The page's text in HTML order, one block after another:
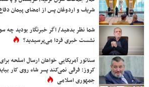
شریف و اردوغان پس از امضای پیمان
شما نظر بدهید/ اگر خبرنگار بودید چه
نشست خبری فردا می‌پرسیدید؟
سناتور آمریکایی خواهان ارسال اسلحه
کروز: فرقی نمی‌کند پسر شاه روی کار
جمهوری اسلامی